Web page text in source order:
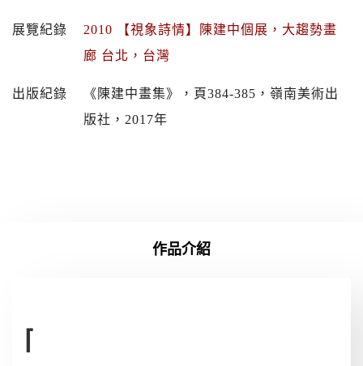
展覽紀錄
2010 【視象詩情】陳建中個展，大趨勢畫
廊 台北，台灣
出版紀錄
《陳建中畫集》，頁384-385，嶺南美術出
版社，2017年
作品介紹
⌈